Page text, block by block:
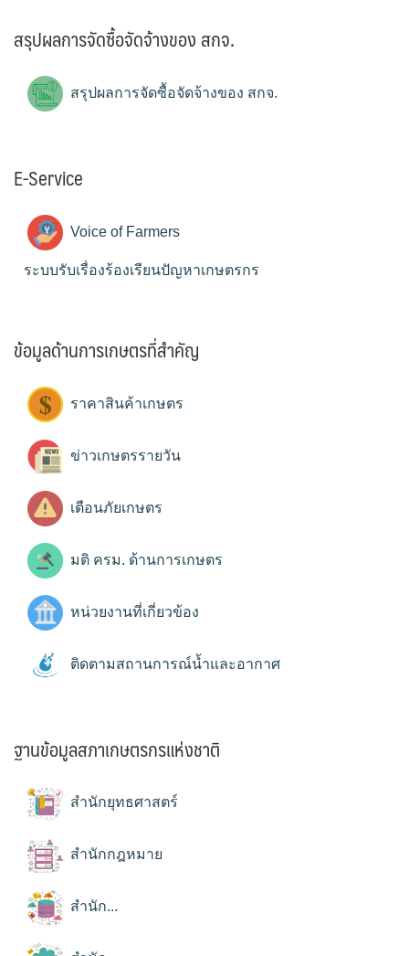
สรุปผลการจัดซื้อจัดจ้างของ สกจ.
สรุปผลการจัดซื้อจัดจ้างของ สกจ.
E-Service
Voice of Farmers
ระบบรับเรื่องร้องเรียนปัญหาเกษตรกร
ข้อมูลด้านการเกษตรที่สำคัญ
ราคาสินค้าเกษตร
ข่าวเกษตรรายวัน
เตือนภัยเกษตร
มติ ครม. ด้านการเกษตร
หน่วยงานที่เกี่ยวข้อง
ติดตามสถานการณ์น้ำและอากาศ
ฐานข้อมูลสภาเกษตรกรแห่งชาติ
สำนักยุทธศาสตร์
สำนักกฎหมาย
สำนัก...